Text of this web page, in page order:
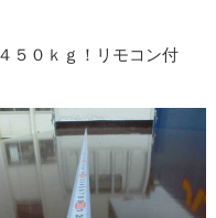
５０ｋｇ！リモコン付